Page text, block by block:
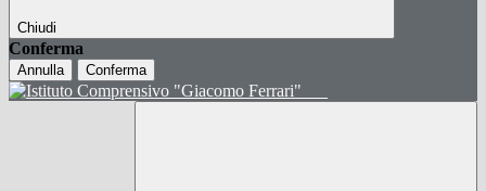
Chiudi
Conferma
Annulla Conferma